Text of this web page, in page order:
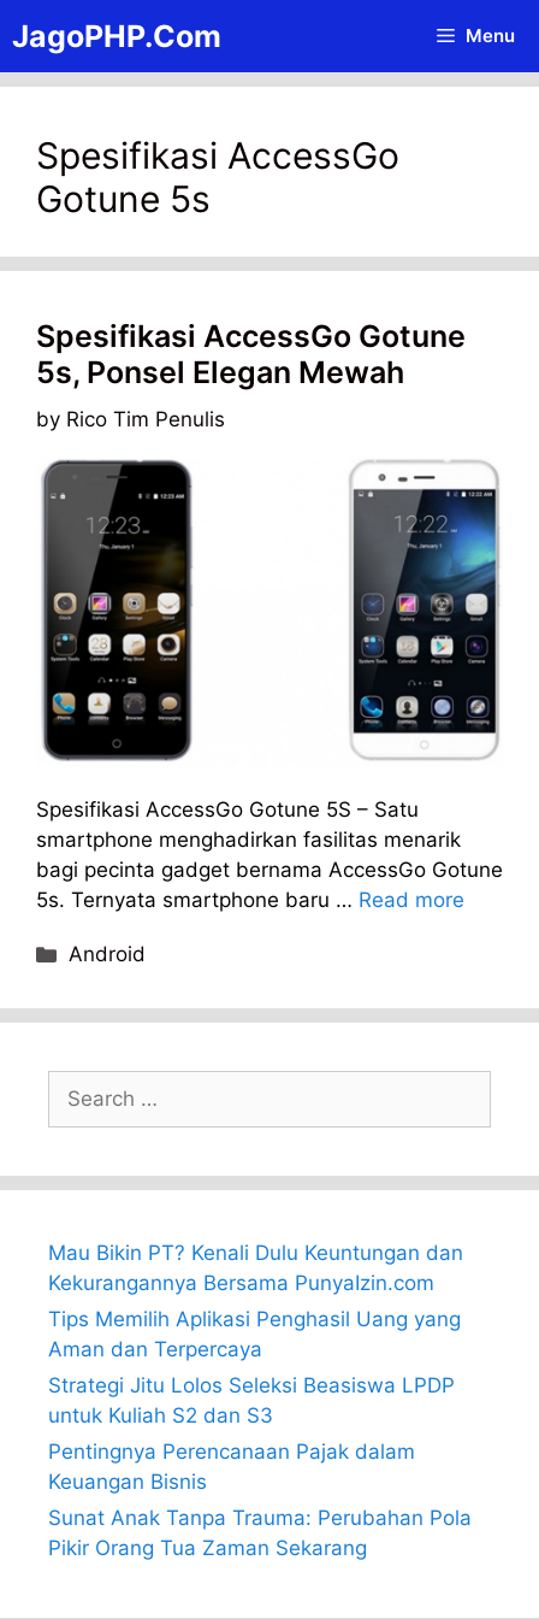
to
content
JagoPHP.Com Menu
Spesifikasi AccessGo
Gotune 5s
Spesifikasi AccessGo Gotune
5s, Ponsel Elegan Mewah
by Rico Tim Penulis
Spesifikasi AccessGo Gotune 5S – Satu
smartphone menghadirkan fasilitas menarik
bagi pecinta gadget bernama AccessGo Gotune
5s. Ternyata smartphone baru … Read more
Categories
Android
Search
for:
Mau Bikin PT? Kenali Dulu Keuntungan dan
Kekurangannya Bersama PunyaIzin.com
Tips Memilih Aplikasi Penghasil Uang yang
Aman dan Terpercaya
Strategi Jitu Lolos Seleksi Beasiswa LPDP
untuk Kuliah S2 dan S3
Pentingnya Perencanaan Pajak dalam
Keuangan Bisnis
Sunat Anak Tanpa Trauma: Perubahan Pola
Pikir Orang Tua Zaman Sekarang